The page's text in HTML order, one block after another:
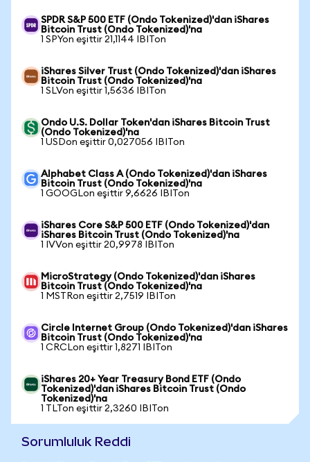
SPDR S&P 500 ETF (Ondo Tokenized)'dan iShares
Bitcoin Trust (Ondo Tokenized)'na
1 SPYon eşittir 21,1144 IBITon
iShares Silver Trust (Ondo Tokenized)'dan iShares
Bitcoin Trust (Ondo Tokenized)'na
1 SLVon eşittir 1,5636 IBITon
Ondo U.S. Dollar Token'dan iShares Bitcoin Trust
(Ondo Tokenized)'na
1 USDon eşittir 0,027056 IBITon
Alphabet Class A (Ondo Tokenized)'dan iShares
Bitcoin Trust (Ondo Tokenized)'na
1 GOOGLon eşittir 9,6626 IBITon
iShares Core S&P 500 ETF (Ondo Tokenized)'dan
iShares Bitcoin Trust (Ondo Tokenized)'na
1 IVVon eşittir 20,9978 IBITon
MicroStrategy (Ondo Tokenized)'dan iShares
Bitcoin Trust (Ondo Tokenized)'na
1 MSTRon eşittir 2,7519 IBITon
Circle Internet Group (Ondo Tokenized)'dan iShares
Bitcoin Trust (Ondo Tokenized)'na
1 CRCLon eşittir 1,8271 IBITon
iShares 20+ Year Treasury Bond ETF (Ondo
Tokenized)'dan iShares Bitcoin Trust (Ondo
Tokenized)'na
1 TLTon eşittir 2,3260 IBITon
Sorumluluk Reddi